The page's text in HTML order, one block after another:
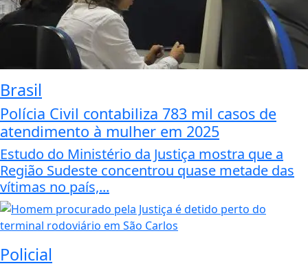
Brasil
Polícia Civil contabiliza 783 mil casos de
atendimento à mulher em 2025
Estudo do Ministério da Justiça mostra que a
Região Sudeste concentrou quase metade das
vítimas no país,...
Policial